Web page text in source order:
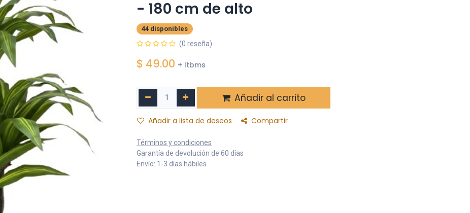
- 180 cm de alto
44 disponibles
(0 reseña)
$ 49.00 + Itbms
Añadir al carrito
Añadir a lista de deseos Compartir
Términos y condiciones
Garantía de devolución de 60 días
Envío: 1-3 días hábiles